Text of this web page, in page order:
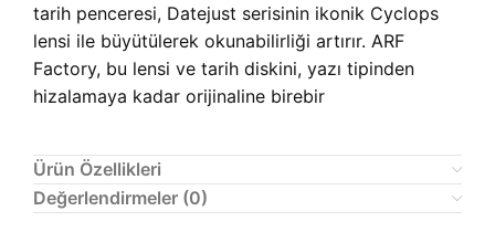
tarih penceresi, Datejust serisinin ikonik Cyclops
lensi ile büyütülerek okunabilirliği artırır. ARF
Factory, bu lensi ve tarih diskini, yazı tipinden
hizalamaya kadar orijinaline birebir
Ürün Özellikleri
Değerlendirmeler (0)